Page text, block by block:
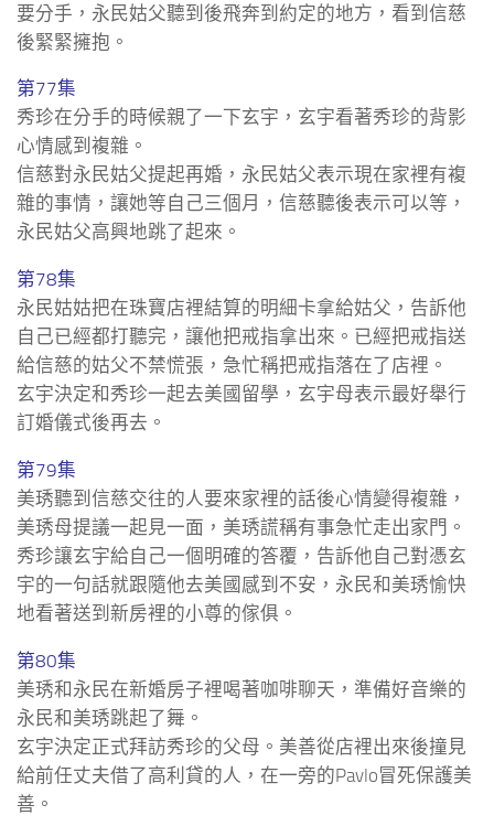
要分手，永民姑父聽到後飛奔到約定的地方，看到信慈
後緊緊擁抱。
第77集
秀珍在分手的時候親了一下玄宇，玄宇看著秀珍的背影
心情感到複雜。
信慈對永民姑父提起再婚，永民姑父表示現在家裡有複
雜的事情，讓她等自己三個月，信慈聽後表示可以等，
永民姑父高興地跳了起來。
第78集
永民姑姑把在珠寶店裡結算的明細卡拿給姑父，告訴他
自己已經都打聽完，讓他把戒指拿出來。已經把戒指送
給信慈的姑父不禁慌張，急忙稱把戒指落在了店裡。
玄宇決定和秀珍一起去美國留學，玄宇母表示最好舉行
訂婚儀式後再去。
第79集
美琇聽到信慈交往的人要來家裡的話後心情變得複雜，
美琇母提議一起見一面，美琇謊稱有事急忙走出家門。
秀珍讓玄宇給自己一個明確的答覆，告訴他自己對憑玄
宇的一句話就跟隨他去美國感到不安，永民和美琇愉快
地看著送到新房裡的小尊的傢俱。
第80集
美琇和永民在新婚房子裡喝著咖啡聊天，準備好音樂的
永民和美琇跳起了舞。
玄宇決定正式拜訪秀珍的父母。美善從店裡出來後撞見
給前任丈夫借了高利貸的人，在一旁的Pavlo冒死保護美
善。